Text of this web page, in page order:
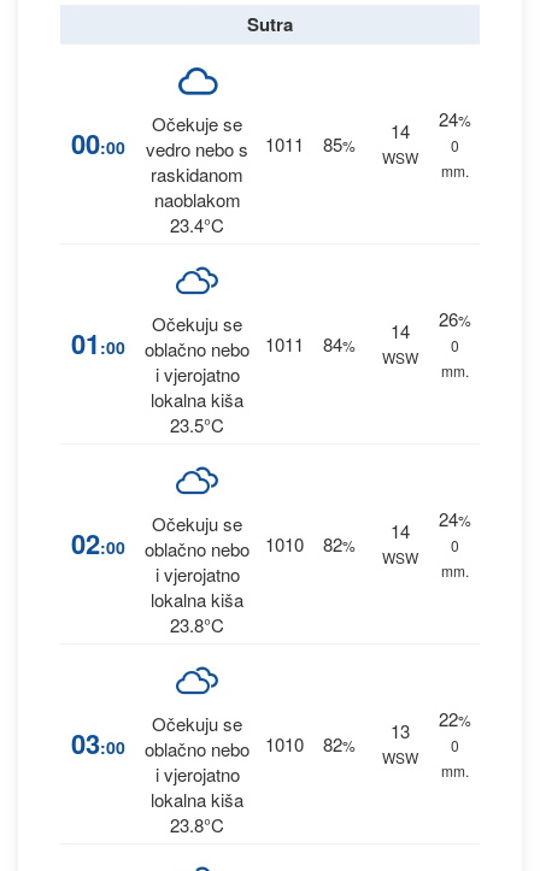
Sutra
00:00
Očekuje se
vedro nebo s
raskidanom
naoblakom
23.4°C
1011 85%
14
WSW
24%
0
mm.
01 :00
Očekuju se
oblačno nebo
i vjerojatno
lokalna kiša
23.5°C
1011 84%
14
WSW
26%
0
mm.
02:00
Očekuju se
oblačno nebo
i vjerojatno
lokalna kiša
23.8°C
1010 82%
14
WSW
24%
0
mm.
03:00
Očekuju se
oblačno nebo
i vjerojatno
lokalna kiša
23.8°C
1010 82%
13
WSW
22%
0
mm.